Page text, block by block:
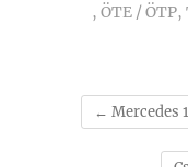
, ÖTE / ÖTP,
← Mercedes